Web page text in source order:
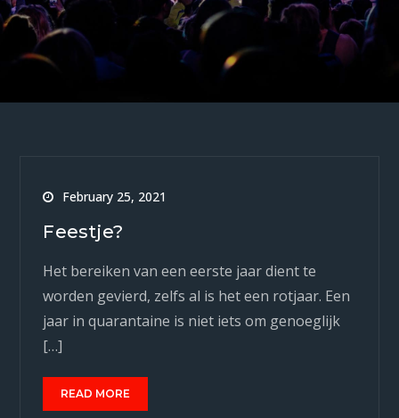
February 25, 2021
Feestje?
Het bereiken van een eerste jaar dient te
worden gevierd, zelfs al is het een rotjaar. Een
jaar in quarantaine is niet iets om genoeglijk
[…]
READ MORE